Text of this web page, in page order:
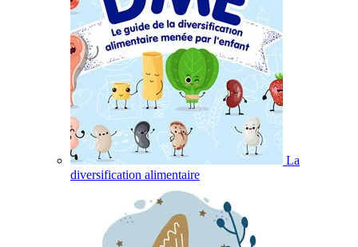
La
diversification alimentaire